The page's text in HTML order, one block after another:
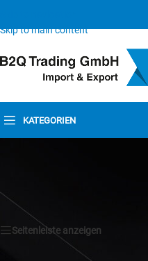
Skip to main content
KATEGORIEN
Seitenleiste anzeigen